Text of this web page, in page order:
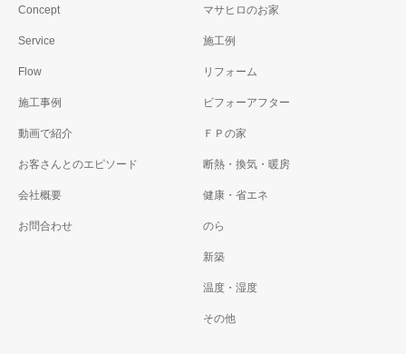
Concept
Service
Flow
施工事例
動画で紹介
お客さんとのエピソード
会社概要
お問合わせ
マサヒロのお家
施工例
リフォーム
ビフォーアフター
ＦＰの家
断熱・換気・暖房
健康・省エネ
のら
新築
温度・湿度
その他